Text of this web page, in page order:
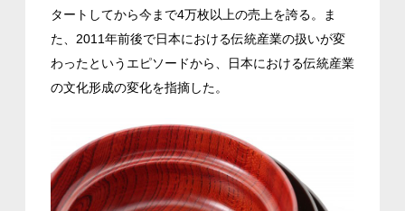
タートしてから今まで4万枚以上の売上を誇る。ま
た、2011年前後で日本における伝統産業の扱いが変
わったというエピソードから、日本における伝統産業
の文化形成の変化を指摘した。